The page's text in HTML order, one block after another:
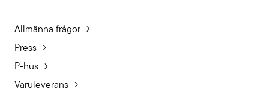
Allmänna frågor
Press
P-hus
Varuleverans